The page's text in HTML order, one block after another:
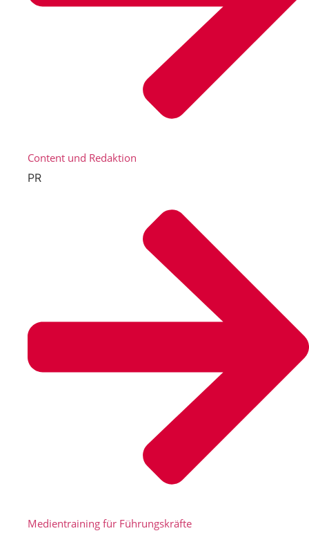
Content und Redaktion
PR
Medientraining für Führungskräfte